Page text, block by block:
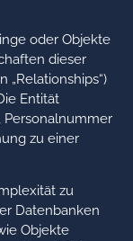
oder Objekte
dieser
„Relationships“)
Entität
Personalnummer
zu einer
zu
Datenbanken
Objekte